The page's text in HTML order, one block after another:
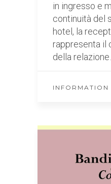
in ingresso e
continuità del
hotel, la
rappresenta il
della
INFORMATION